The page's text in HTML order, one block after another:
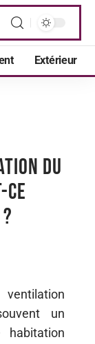
Extérieur
du
ce
un
habitation